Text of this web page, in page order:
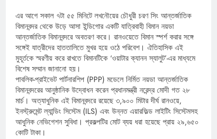
এর আগে সকাল ৭টা ৫৫ মিনিটে লখনৌয়ের চৌধুরী চরণ সিং আন্তর্জাতিক
বিমানবন্দর থেকে উড়ে আসা ইন্ডিগোর একটি যাত্রিবাহী বিমান নয়ডা
আন্তর্জাতিক বিমানবন্দরে অবতরণ করে। রানওয়েতে বিমান স্পর্শ করার সঙ্গে
সঙ্গেই যাত্রীদের হাততালিতে মুখর হয়ে ওঠে পরিবেশ। ঐতিহাসিক এই
মুহূর্তকে স্মরণীয় করে রাখতে বিমানটিকে ‘ওয়াটার ক্যানন স্যালুট’-এর মাধ্যমে
বিশেষ সম্মান জানানো হয়।
পাবলিক-প্রাইভেট পার্টনারশিপ (PPP) মডেলে নির্মিত নয়ডা আন্তর্জাতিক
বিমানবন্দরের আনুষ্ঠানিক উদ্বোধন করেন প্রধানমন্ত্রী নরেন্দ্র মোদী গত ২৮
মার্চ। অত্যাধুনিক এই বিমানবন্দরে রয়েছে ৩,৯০০ মিটার দীর্ঘ রানওয়ে,
ইনস্ট্রুমেন্ট ল্যান্ডিং সিস্টেম (ILS) এবং উন্নত এয়ারফিল্ড লাইটিং সিস্টেমসহ
আধুনিক নেভিগেশন সুবিধা। প্রকল্পটির মোট ব্যয় ধরা হয়েছে প্রায় ২৯,৬৫০
কোটি টাকা।